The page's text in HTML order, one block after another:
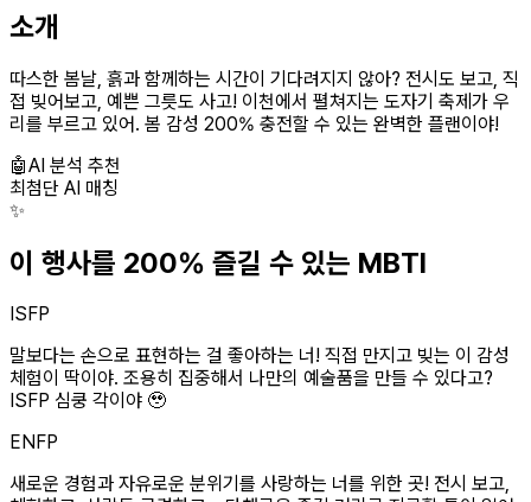
소개
따스한 봄날, 흙과 함께하는 시간이 기다려지지 않아? 전시도 보고, 직
접 빚어보고, 예쁜 그릇도 사고! 이천에서 펼쳐지는 도자기 축제가 우
리를 부르고 있어. 봄 감성 200% 충전할 수 있는 완벽한 플랜이야!
🤖AI 분석 추천
최첨단 AI 매칭
✨
이 행사를 200% 즐길 수 있는 MBTI
ISFP
말보다는 손으로 표현하는 걸 좋아하는 너! 직접 만지고 빚는 이 감성
체험이 딱이야. 조용히 집중해서 나만의 예술품을 만들 수 있다고?
ISFP 심쿵 각이야 🥹
ENFP
새로운 경험과 자유로운 분위기를 사랑하는 너를 위한 곳! 전시 보고,